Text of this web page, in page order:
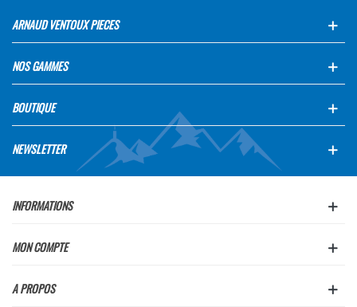
ARNAUD VENTOUX PIECES
NOS GAMMES
BOUTIQUE
NEWSLETTER
INFORMATIONS
MON COMPTE
A PROPOS